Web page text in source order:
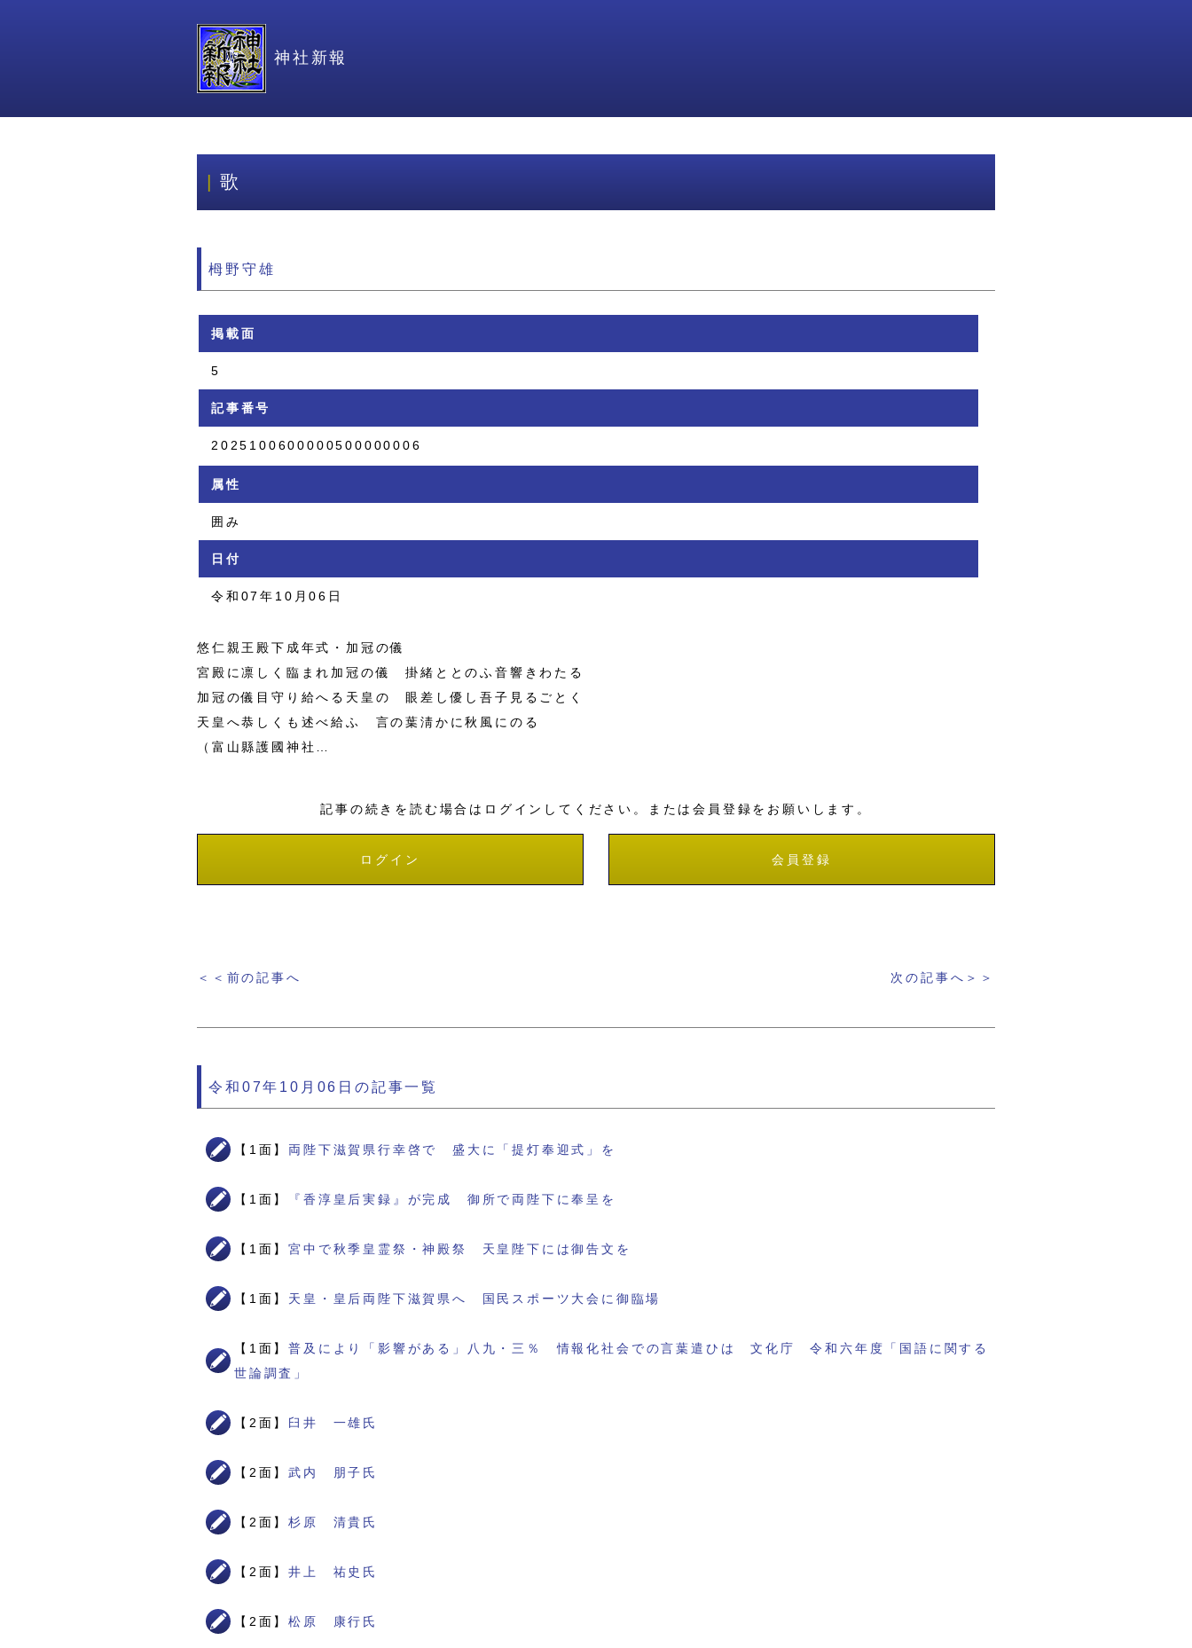
神社新報
歌
栂野守雄
掲載面
5
記事番号
2025100600000500000006
属性
囲み
日付
令和07年10月06日
悠仁親王殿下成年式・加冠の儀
宮殿に凛しく臨まれ加冠の儀 掛緒ととのふ音響きわたる
加冠の儀目守り給へる天皇の 眼差し優し吾子見るごとく
天皇へ恭しくも述べ給ふ 言の葉淸かに秋風にのる
（富山縣護國神社…
記事の続きを読む場合はログインしてください。または会員登録をお願いします。
ログイン 会員登録
＜＜前の記事へ 次の記事へ＞＞
令和07年10月06日の記事一覧
【1面】 両陛下滋賀県行幸啓で 盛大に「提灯奉迎式」を
【1面】 『香淳皇后実録』が完成 御所で両陛下に奉呈を
【1面】宮中で秋季皇霊祭・神殿祭 天皇陛下には御告文を
【1面】 天皇・皇后両陛下滋賀県へ 国民スポーツ大会に御臨場
【1面】普及により「影響がある」八九・三％ 情報化社会での言葉遣ひは 文化庁 令和六年度「国語に関する
世論調査」
【2面】 臼井 一雄氏
【2面】武内 朋子氏
【2面】杉原 清貴氏
【2面】井上 祐史氏
【2面】松原 康行氏